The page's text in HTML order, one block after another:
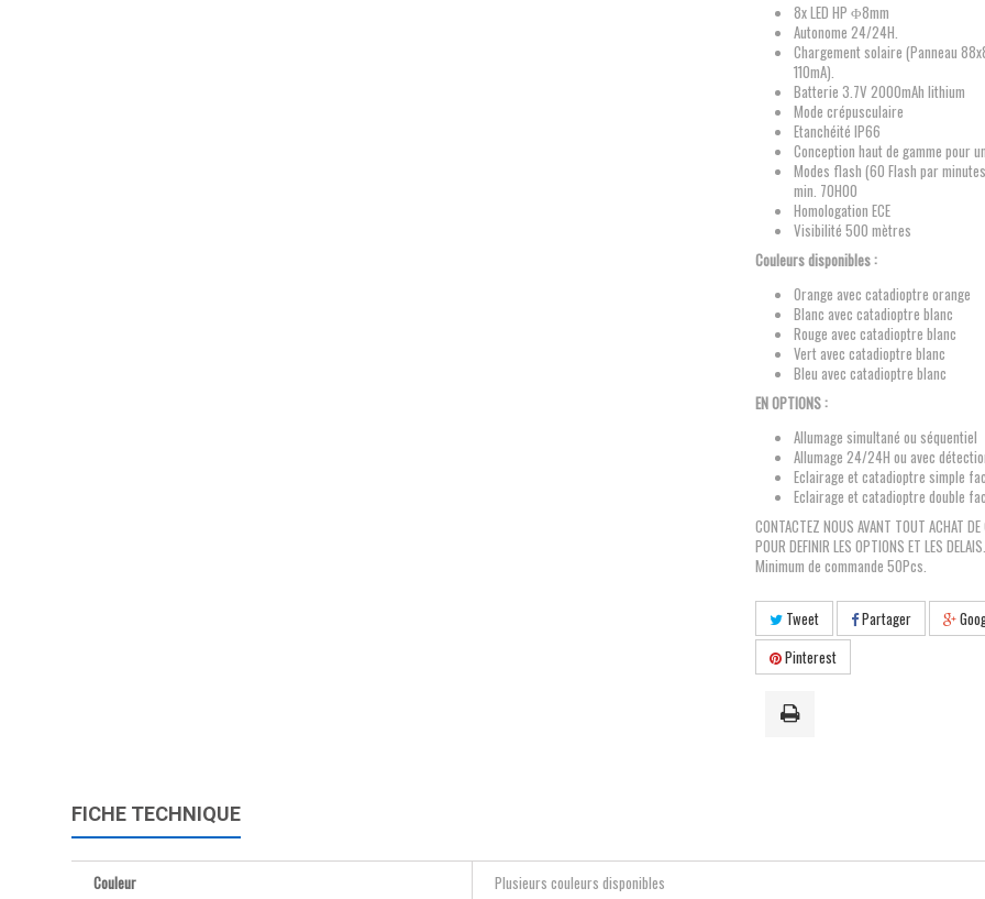
8x LED HP Φ8mm
Autonome 24/24H.
Chargement solaire (Panneau
110mA).
Batterie 3.7V 2000mAh lithium
Mode crépusculaire
Etanchéité IP66
Conception haut de gamme pour
Modes flash (60 Flash par
min. 70H00
Homologation ECE
Visibilité 500 mètres
Couleurs disponibles :
Orange avec catadioptre orange
Blanc avec catadioptre blanc
Rouge avec catadioptre blanc
Vert avec catadioptre blanc
Bleu avec catadioptre blanc
EN OPTIONS :
Allumage simultané ou séquentiel
Allumage 24/24H ou avec
Eclairage et catadioptre simple
Eclairage et catadioptre double
CONTACTEZ NOUS AVANT TOUT ACHAT DE
POUR DEFINIR LES OPTIONS ET LES DELAIS.
Minimum de commande 50Pcs.
Tweet Partager
Pinterest
FICHE TECHNIQUE
Couleur
Plusieurs couleurs disponibles